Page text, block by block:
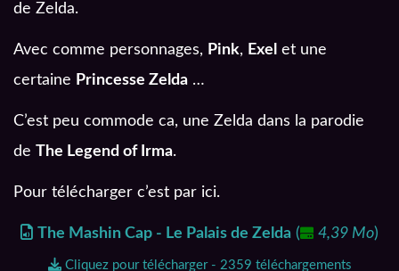
de Zelda.
Avec comme personnages, Pink, Exel et une
certaine Princesse Zelda …
C’est peu commode ca, une Zelda dans la parodie
de The Legend of Irma.
Pour télécharger c’est par ici.
The Mashin Cap - Le Palais de Zelda ( 4,39 Mo)
Cliquez pour télécharger - 2359 téléchargements